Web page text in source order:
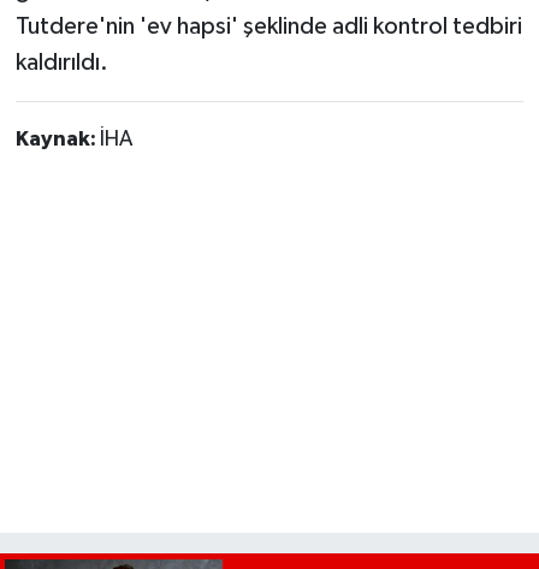
Tutdere'nin 'ev hapsi' şeklinde adli kontrol tedbiri
kaldırıldı.
Kaynak: İHA